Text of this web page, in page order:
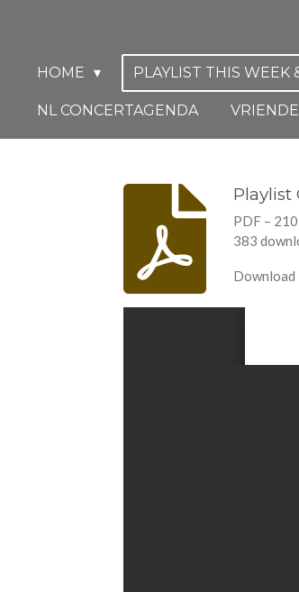
hoofdinhoud
HOME PLAYLIST THIS WEEK
NL CONCERTAGENDA
Playlist
PDF –
383
Download